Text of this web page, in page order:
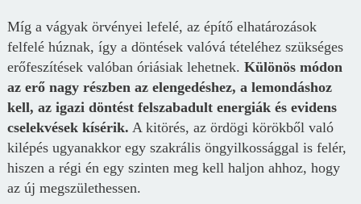
Míg a vágyak örvényei lefelé, az építő elhatározások
felfelé húznak, így a döntések valóvá tételéhez szükséges
erőfeszítések valóban óriásiak lehetnek. Különös módon
az erő nagy részben az elengedéshez, a lemondáshoz
kell, az igazi döntést felszabadult energiák és evidens
cselekvések kísérik. A kitörés, az ördögi körökből való
kilépés ugyanakkor egy szakrális öngyilkossággal is felér,
hiszen a régi én egy szinten meg kell haljon ahhoz, hogy
az új megszülethessen.